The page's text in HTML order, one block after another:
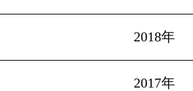
2021